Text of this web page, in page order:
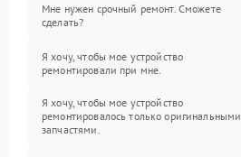
Мне нужен срочный ремонт. Сможете
сделать?
Я хочу, чтобы мое устройство
ремонтировали при мне.
Я хочу, чтобы мое устройство
ремонтировалось только оригинальными
запчастями.